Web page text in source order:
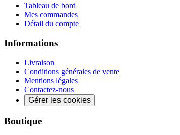
Tableau de bord
Mes commandes
Détail du compte
Informations
Livraison
Conditions générales de vente
Mentions légales
Contactez-nous
Gérer les cookies
Boutique